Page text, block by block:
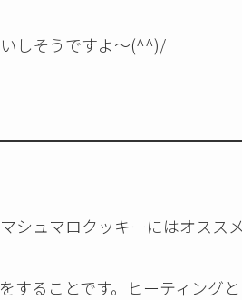
しそうですよ～(^^)/
シュマロクッキーにはオスス
することです。ヒーティング